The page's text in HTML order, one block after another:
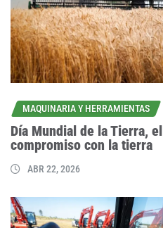
MAQUINARIA Y HERRAMIENTAS
Día Mundial de la Tierra, el
compromiso con la tierra
ABR 22, 2026